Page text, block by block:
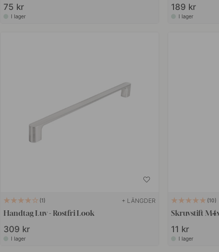
75 kr
I lager
189 kr
I lager
1 + LÄNGDER
Handtag Luv - Rostfri Look
309 kr
I lager
10
Skruvstift
11 kr
I lager